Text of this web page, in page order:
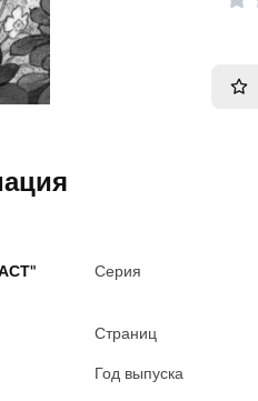
Серия
Страниц
Год выпуска